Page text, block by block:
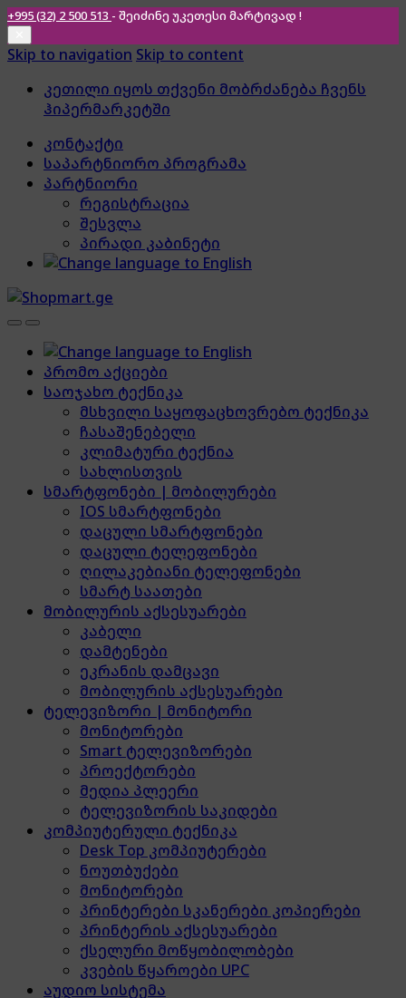
+995 (32) 2 500 513 - შეიძინე უკეთესი მარტივად !
Skip to navigation Skip to content
კეთილი იყოს თქვენი მობრძანება ჩვენს
ჰიპერმარკეტში
კონტაქტი
საპარტნიორო პროგრამა
პარტნიორი
რეგისტრაცია
შესვლა
პირადი კაბინეტი
პრომო აქციები
საოჯახო ტექნიკა
მსხვილი საყოფაცხოვრებო ტექნიკა
ჩასაშენებელი
კლიმატური ტექნია
სახლისთვის
სმარტფონები | მობილურები
IOS სმარტფონები
დაცული სმარტფონები
დაცული ტელეფონები
ღილაკებიანი ტელეფონები
სმარტ საათები
მობილურის აქსესუარები
კაბელი
დამტენები
ეკრანის დამცავი
მობილურის აქსესუარები
ტელევიზორი | მონიტორი
მონიტორები
Smart ტელევიზორები
პროექტორები
მედია პლეერი
ტელევიზორის საკიდები
კომპიუტერული ტექნიკა
Desk Top კომპიუტერები
ნოუთბუქები
მონიტორები
პრინტერები სკანერები კოპიერები
პრინტერის აქსესუარები
ქსელური მოწყობილობები
კვების წყაროები UPC
აუდიო სისტემა